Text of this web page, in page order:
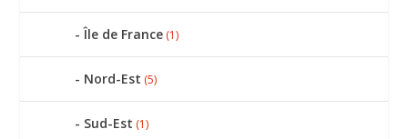
Île de France (1)
Nord-Est (5)
Sud-Est (1)